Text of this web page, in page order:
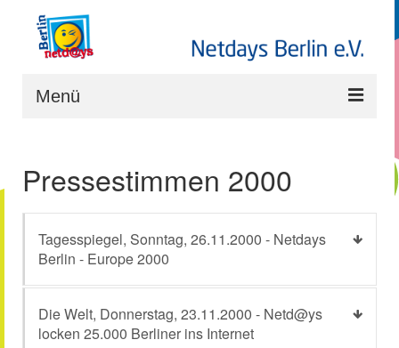
Menü
Projekte
Rückblick Projekte
Partner
Downloads
Der Verein
Pressestimmen 2000
Tagesspiegel, Sonntag, 26.11.2000 - Netdays
Berlin - Europe 2000
Die Welt, Donnerstag, 23.11.2000 - Netd@ys
locken 25.000 Berliner ins Internet